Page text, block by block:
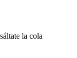
la cola